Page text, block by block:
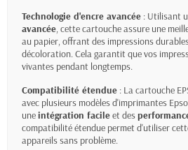
Technologie d'encre avancée : Utilisant
avancée, cette cartouche assure une
au papier, offrant des impressions
décoloration. Cela garantit que vos
vivantes pendant longtemps.
Compatibilité étendue : La cartouche
avec plusieurs modèles d'imprimantes
uneintégration facileet des
compatibilité étendue permet d'utiliser
appareils sans problème.